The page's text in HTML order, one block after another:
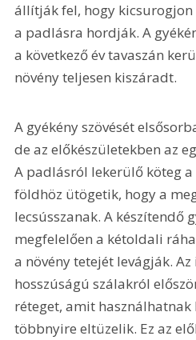
állítják fel, hogy kicsurogjon
a padlásra hordják. A
a következő év tavaszán
növény teljesen kiszáradt.
A gyékény szövését
de az előkészületekben az
A padlásról lekerülő köteg
földhöz ütögetik, hogy a
lecsússzanak. A készítendő
megfelelően a kétoldali
a növény tetejét levágják.
hosszúságú szálakról
réteget, amit használhatnak
többnyire eltüzelik. Ez az